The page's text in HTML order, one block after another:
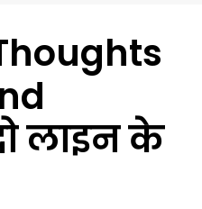
लाइन के